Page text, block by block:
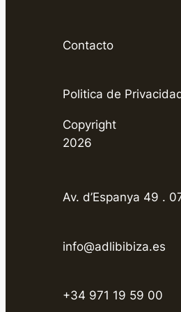
Contacto
Politica de
Copyright
2026
Av. d’Espanya 49 .
info@adlibibiza.es
+34 971 19 59 00